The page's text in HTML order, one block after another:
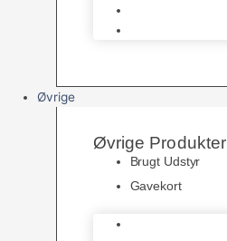
Øvrige
Øvrige Produkter
Brugt Udstyr
Gavekort